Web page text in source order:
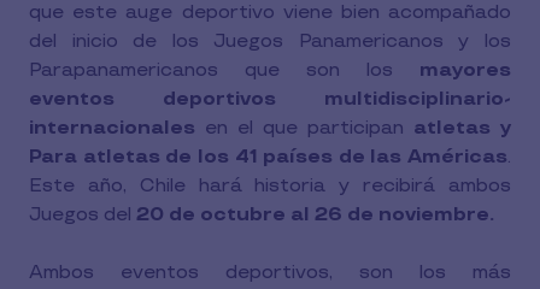
que este auge deportivo viene bien acompañado
del inicio de los Juegos Panamericanos y los
Parapanamericanos que son los mayores
eventos deportivos multidisciplinario-
internacionales en el que participan atletas y
Para atletas de los 41 países de las Américas.
Este año, Chile hará historia y recibirá ambos
Juegos del 20 de octubre al 26 de noviembre.
Ambos eventos deportivos, son los más